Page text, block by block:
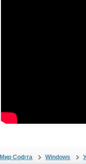
Мир Софта Windows